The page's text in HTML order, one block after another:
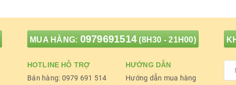
MUA HÀNG: 0979691514 (8H30 - 21H00)
HOTLINE HỖ TRỢ
Bán hàng: 0979 691 514
HƯỚNG DẪN
Hướng dẫn mua hàng